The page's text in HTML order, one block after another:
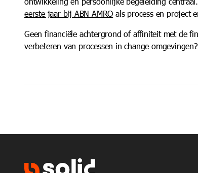
eerste jaar bij ABN AMRO als process en project
Geen financiële achtergrond of affiniteit met de
verbeteren van processen in change